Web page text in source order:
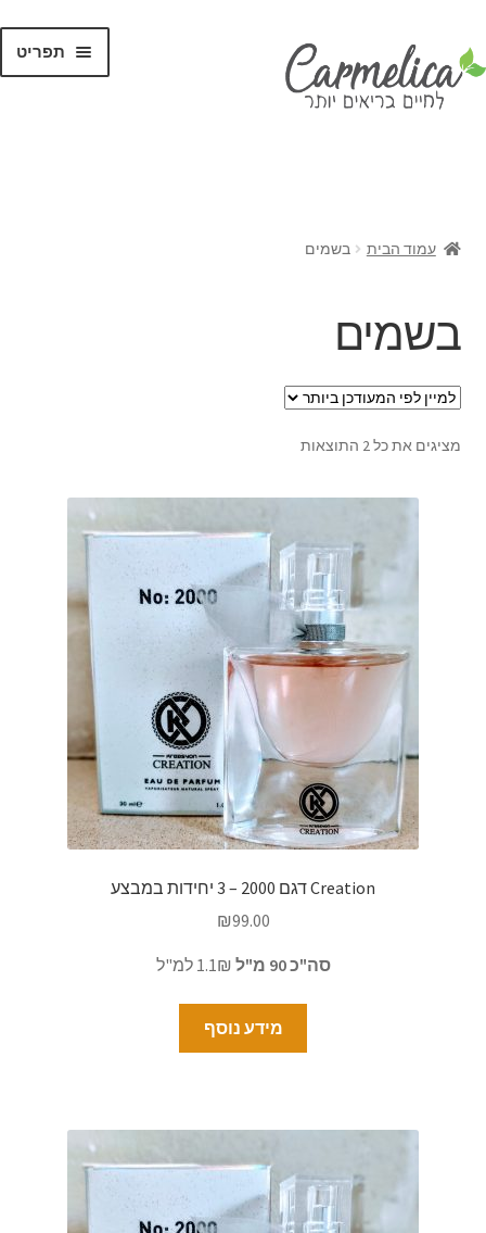
תפריט
עמוד הבית בשמים
בשמים
מציגים את כל ⁦2⁩ התוצאות
Creation דגם 2000 – 3 יחידות במבצע
₪99.00
סה"כ 90 מ"ל
מידע נוסף